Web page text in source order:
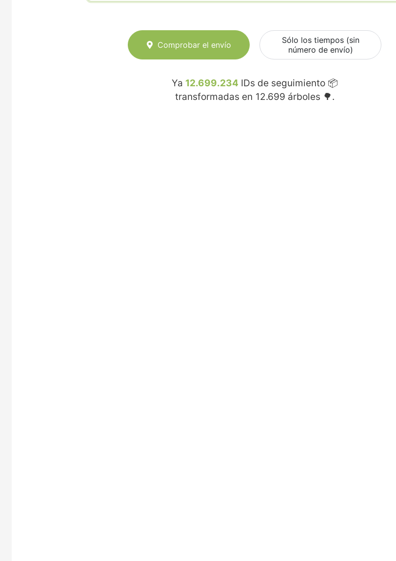
Comprobar el envío
Sólo los tiempos (sin
número de envío)
Ya 12.699.234 IDs de seguimiento 📦
transformadas en 12.699 árboles 🌳.